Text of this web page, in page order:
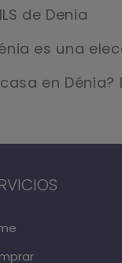
de Denia
es una
en